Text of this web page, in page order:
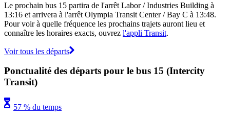
Le prochain bus 15 partira de l'arrêt Labor / Industries Building à
13:16 et arrivera à l'arrêt Olympia Transit Center / Bay C à 13:48.
Pour voir à quelle fréquence les prochains trajets auront lieu et
connaître les horaires exacts, ouvrez l'appli Transit.
Voir tous les départs
Ponctualité des départs pour le bus 15 (Intercity
Transit)
57 % du temps